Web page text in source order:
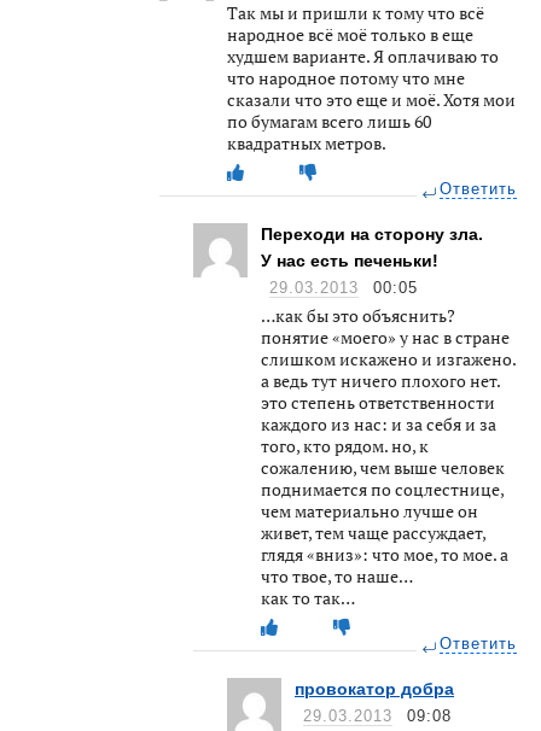
Так мы и пришли к тому что всё
народное всё моё только в еще
худшем варианте. Я оплачиваю то
что народное потому что мне
сказали что это еще и моё. Хотя мои
по бумагам всего лишь 60
квадратных метров.
Ответить
Переходи на сторону зла.
У нас есть печеньки!
29.03.2013 00:05
…как бы это объяснить?
понятие «моего» у нас в стране
слишком искажено и изгажено.
а ведь тут ничего плохого нет.
это степень ответственности
каждого из нас: и за себя и за
того, кто рядом. но, к
сожалению, чем выше человек
поднимается по соцлестнице,
чем материально лучше он
живет, тем чаще рассуждает,
глядя «вниз»: что мое, то мое. а
что твое, то наше…
как то так…
Ответить
провокатор добра
29.03.2013 09:08